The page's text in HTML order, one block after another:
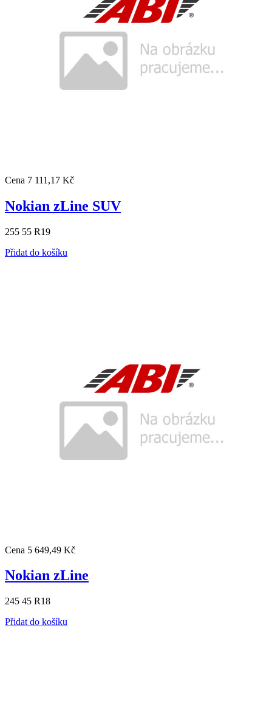
Cena 7 111,17 Kč
Nokian zLine SUV
255 55 R19
Přidat do košíku
Cena 5 649,49 Kč
Nokian zLine
245 45 R18
Přidat do košíku